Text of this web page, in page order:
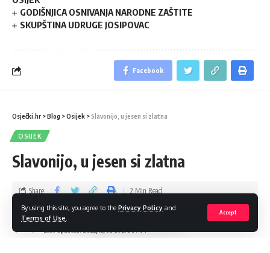
By using this site, you agree to the Privacy Policy and
Terms of Use
Accept
GODIŠNJICA OSNIVANJA NARODNE ZAŠTITE
SKUPŠTINA UDRUGE JOSIPOVAC
Facebook
Osječki.hr >Blog >Osijek >Slavonijo, u jesen si zlatna
OSIJEK
Slavonijo, u jesen si zlatna
Last updated: 2022/12/05 at 2:06 AM
admin
Share 2 Min Read